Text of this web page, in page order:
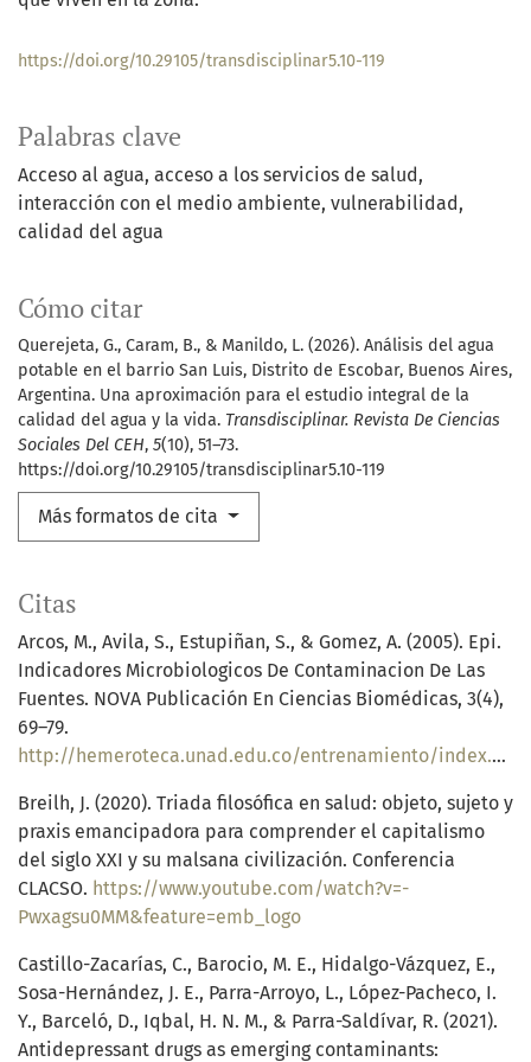
Palabras clave
Acceso al agua acceso a los servicios de salud
interacción con el medio ambiente vulnerabilidad
calidad del agua
Cómo citar
Querejeta, G., Caram, B., & Manildo, L. (2026). Análisis del agua
potable en el barrio San Luis, Distrito de Escobar, Buenos Aires,
Argentina. Una aproximación para el estudio integral de la
calidad del agua y la vida. Transdisciplinar. Revista De Ciencias
Sociales Del CEH, 5(10), 51–73.
https://doi.org/10.29105/transdisciplinar5.10-119
Más formatos de cita
https://doi.org/10.29105/transdisciplinar5.10-119
Citas
Arcos, M., Avila, S., Estupiñan, S., & Gomez, A. (2005). Epi.
Indicadores Microbiologicos De Contaminacion De Las
Fuentes. NOVA Publicación En Ciencias Biomédicas, 3(4),
69–79.
http://hemeroteca.unad.edu.co/entrenamiento/index.php/nova/article/view/338
Breilh, J. (2020). Triada filosófica en salud: objeto, sujeto y
praxis emancipadora para comprender el capitalismo
del siglo XXI y su malsana civilización. Conferencia
CLACSO. https://www.youtube.com/watch?v=-
Pwxagsu0MM&feature=emb_logo
Castillo-Zacarías, C., Barocio, M. E., Hidalgo-Vázquez, E.,
Sosa-Hernández, J. E., Parra-Arroyo, L., López-Pacheco, I.
Y., Barceló, D., Iqbal, H. N. M., & Parra-Saldívar, R. (2021).
Antidepressant drugs as emerging contaminants: